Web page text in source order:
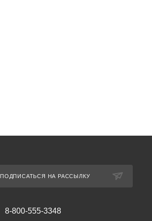
ПОДПИСАТЬСЯ НА РАССЫЛКУ
8-800-555-3348